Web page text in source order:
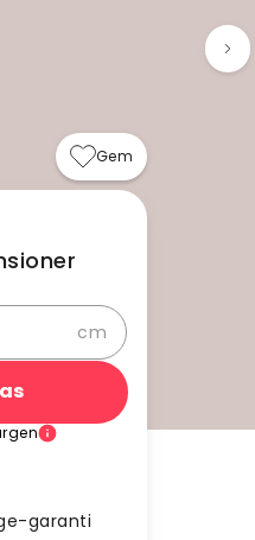
Gem
cm
garanti